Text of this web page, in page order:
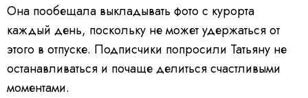
Она пообещала выкладывать фото с курорта
каждый день, поскольку не может удержаться от
этого в отпуске. Подписчики попросили Татьяну не
останавливаться и почаще делиться счастливыми
моментами.